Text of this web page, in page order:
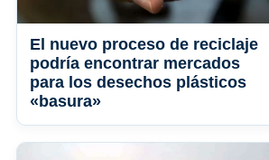
El nuevo proceso de reciclaje
podría encontrar mercados
para los desechos plásticos
«basura»